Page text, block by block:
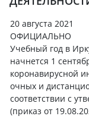
20 августа 2021
ОФИЦИАЛЬНО
Учебный год в
начнется 1
коронавирусной
очных и
соответствии с
(приказ от